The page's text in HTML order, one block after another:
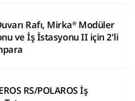
Rafı, Mirka® Modüler
ve İş İstasyonu II için 2'li
RS/POLAROS İş